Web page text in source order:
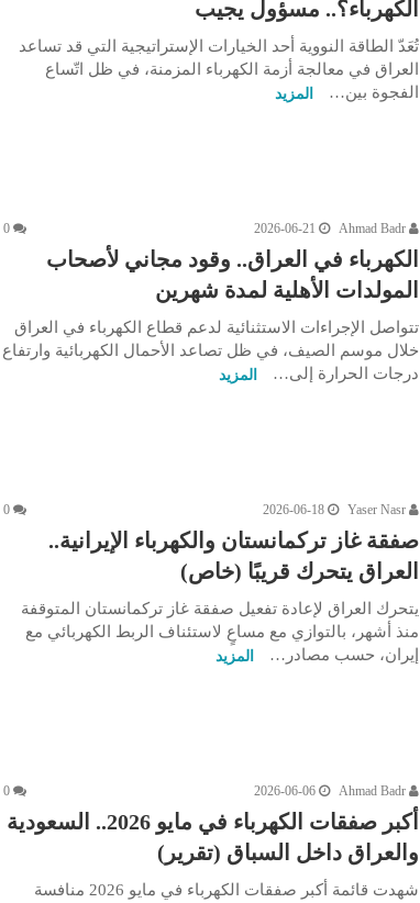
الكهرباء؟.. مسؤول يجيب
تُعَدّ الطاقة النووية أحد الخيارات الإستراتيجية التي قد تساعد
العراق في معالجة أزمة الكهرباء المزمنة، في ظل اتّساع
الفجوة بين…
المزيد
Ahmad Badr
2026-06-21
0
الكهرباء في العراق.. وقود مجاني لأصحاب
المولدات الأهلية لمدة شهرين
تتواصل الإجراءات الاستثنائية لدعم قطاع الكهرباء في العراق
خلال موسم الصيف، في ظل تصاعد الأحمال الكهربائية وارتفاع
درجات الحرارة إلى…
المزيد
Yaser Nasr
2026-06-18
0
صفقة غاز تركمانستان والكهرباء الإيرانية..
العراق يتحرك قريبًا (خاص)
يتحرك العراق لإعادة تفعيل صفقة غاز تركمانستان المتوقفة
منذ أشهر، بالتوازي مع مساعٍ لاستئناف الربط الكهربائي مع
إيران، حسب مصادر…
المزيد
Ahmad Badr
2026-06-06
0
أكبر صفقات الكهرباء في مايو 2026.. السعودية
والعراق داخل السباق (تقرير)
شهدت قائمة أكبر صفقات الكهرباء في مايو 2026 منافسة